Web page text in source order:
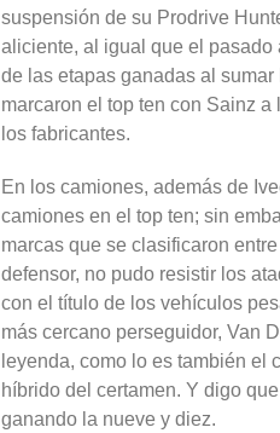
suspensión de su Prodrive
aliciente, al igual que el pasado
de las etapas ganadas al
marcaron el top ten con Sainz
los fabricantes.
En los camiones, además de
camiones en el top ten; sin
marcas que se clasificaron
defensor, no pudo resistir los
con el título de los vehículos
más cercano perseguidor, Van
leyenda, como lo es también
híbrido del certamen. Y digo
ganando la nueve y diez.